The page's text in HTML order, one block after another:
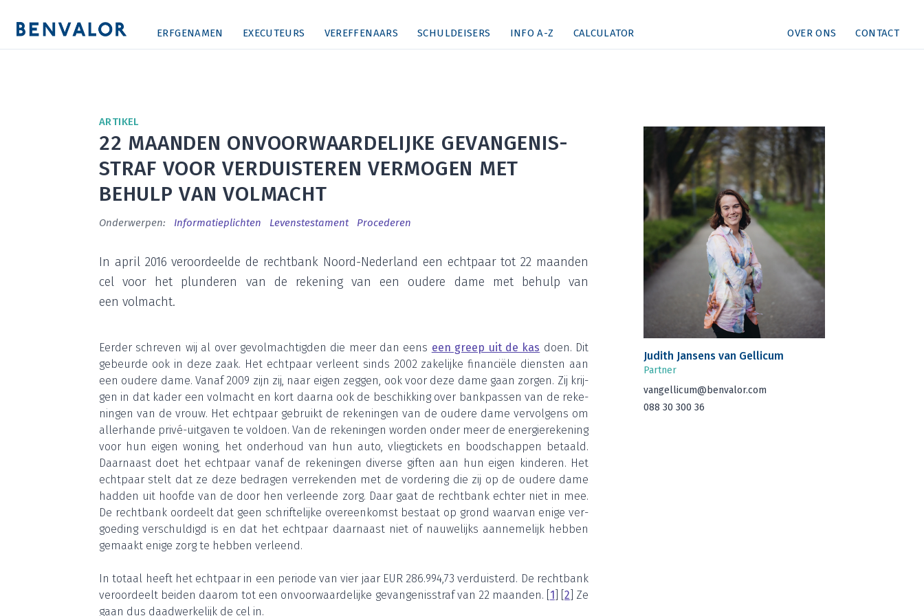
ERFGENAMEN EXECUTEURS VEREFFENAARS SCHULDEISERS INFO A-Z CALCULATOR OVER ONS CONTACT
ARTI­KEL
22 MAAN­DEN ONVOOR­WAAR­DE­LIJ­KE GEVAN­GE­NIS­
STRAF VOOR VER­DUIS­TE­REN VER­MO­GEN MET
BEHULP VAN VOLMACHT
Onderwerpen: Infor­ma­tie­plich­ten Levens­tes­ta­ment Pro­ce­de­ren
In april 2016 ver­oor­deel­de de recht­bank Noord-Neder­land een echt­paar tot22 maan­den
cel voor het plun­de­ren van de reke­ning van een oude­re dame met behulp van
een volmacht.
Eer­der schre­ven wij al over gevol­mach­tig­den die meer dan eens een greep uit de kas doen. Dit
gebeur­de ook in deze zaak. Het echt­paar ver­leent sinds 2002 zake­lij­ke finan­ci­ë­le dien­sten aan
een oude­re dame. Van­af2009 zijn zij, naar eigen zeg­gen, ook voor deze dame gaan zor­gen. Zij krij­
gen in dat kader een vol­macht en kort daar­na ook de beschik­king over bank­pas­sen van de reke­
nin­gen van de vrouw. Het echt­paar gebruikt de reke­nin­gen van de oude­re dame ver­vol­gens om
aller­han­de pri­vé-uit­ga­ven te vol­doen. Van de reke­nin­gen wor­den onder meer de ener­gie­re­ke­ning
voor hun eigen woning, het onder­houd van hun auto, vlieg­tic­kets en bood­schap­pen betaald.
Daar­naast doet het echt­paar van­af de reke­nin­gen diver­se gif­ten aan hun eigen kin­de­ren. Het
echt­paar stelt dat ze deze bedra­gen ver­re­ken­den met de vor­de­ring die zij op de oude­re dame
had­den uit hoof­de van de door hen ver­leen­de zorg. Daar gaat de recht­bank ech­ter niet in mee.
De recht­bank oor­deelt dat geen schrif­te­lij­ke over­een­komst bestaat op grond waar­van eni­ge ver­
goe­ding ver­schul­digd is en dat het echt­paar daar­naast niet of nau­we­lijks aan­ne­me­lijk heb­ben
gemaakt eni­ge zorg te heb­ben verleend.
In totaal heeft het echt­paar in een peri­o­de van vier jaar EUR 286.994,73 ver­duis­terd. De recht­bank
ver­oor­deelt bei­den daar­om tot een onvoor­waar­de­lij­ke gevan­ge­nis­straf van 22 maan­den. [ 1 2 ] Ze
gaan dus daad­wer­ke­lijk de cel in.
Judith Jan­sens van Gellicum
Part­ner
vangellicum@​benvalor.​com
088 30 300 36